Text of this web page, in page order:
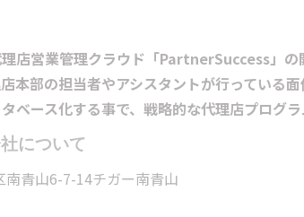
店営業管理クラウド「PartnerSuccess」
本部の担当者やアシスタントが行っている
ベース化する事で、戦略的な代理店プログラ
について
青山6-7-14チガー南青山